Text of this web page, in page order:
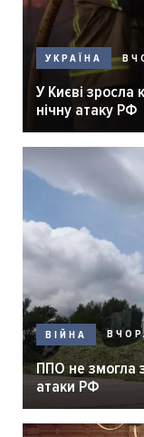
УКРАЇНА
У Києві зросла
нічну атаку РФ
ВІЙНА
ППО не змогла
атаки РФ